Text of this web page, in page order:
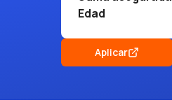
Edad
Aplicar